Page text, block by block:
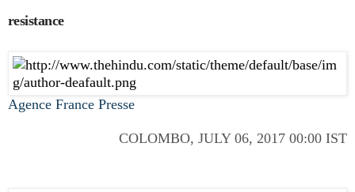
resistance
Agence France Presse
COLOMBO, JULY 06, 2017 00:00 IST